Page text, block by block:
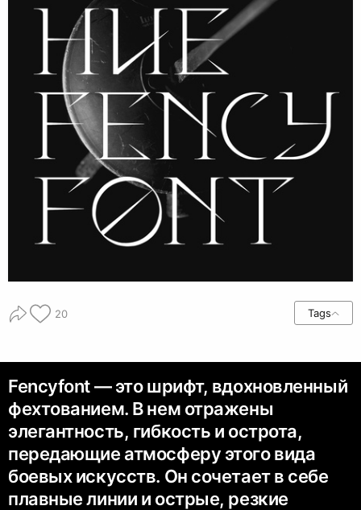
20 Tags
Fencyfont — это шрифт, вдохновленный
фехтованием. В нем отражены
элегантность, гибкость и острота,
передающие атмосферу этого вида
боевых искусств. Он сочетает в себе
плавные линии и острые, резкие